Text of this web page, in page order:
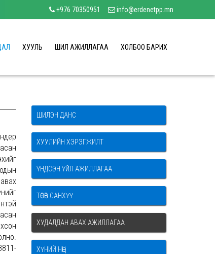
+976 70350951 info@erdenetpp.mn
ХУУЛЬ ШИЛ АЖИЛЛАГАА ХОЛБОО БАРИХ
ШИЛЭН ДАНС
ХУУЛИЙН ХЭРЭГЖИЛТ
ҮНДСЭН ҮЙЛ АЖИЛЛАГАА
ТӨСӨВ САНХҮҮ
ХУДАЛДАН АВАХ АЖИЛЛАГАА
ХҮНИЙ НӨӨЦ